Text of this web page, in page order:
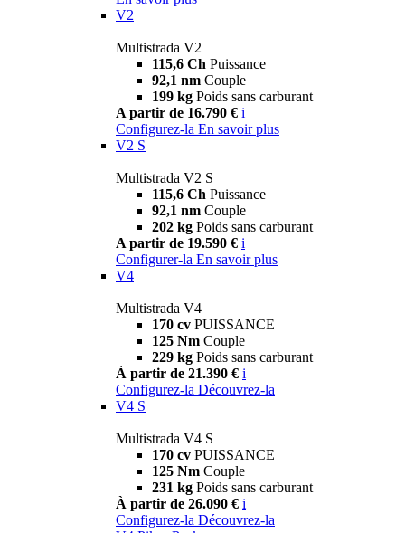
V2
Multistrada V2
115,6 Ch Puissance
92,1 nm Couple
199 kg Poids sans carburant
A partir de 16.790 € i
Configurez-la En savoir plus
V2 S
Multistrada V2 S
115,6 Ch Puissance
92,1 nm Couple
202 kg Poids sans carburant
A partir de 19.590 € i
Configurer-la En savoir plus
V4
Multistrada V4
170 cv PUISSANCE
125 Nm Couple
229 kg Poids sans carburant
À partir de 21.390 € i
Configurez-la Découvrez-la
V4 S
Multistrada V4 S
170 cv PUISSANCE
125 Nm Couple
231 kg Poids sans carburant
À partir de 26.090 € i
Configurez-la Découvrez-la